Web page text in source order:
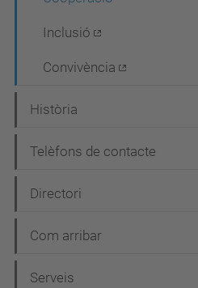
Inclusió
Convivència
Història
Telèfons de contacte
Directori
Com arribar
Serveis